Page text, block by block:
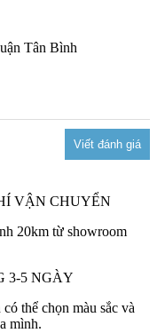
Tân Bình
VẬN CHUYỂN
20km từ showroom
3-5 NGÀY
thể chọn màu sắc và
mình.